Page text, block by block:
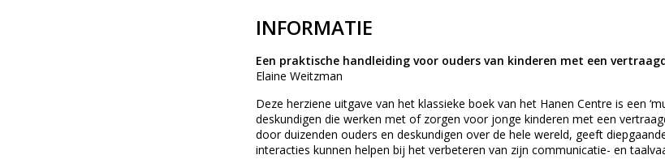
INFORMATIE
Een praktische handleiding voor ouders van kinderen met een
Elaine Weitzman
Deze herziene uitgave van het klassieke boek van het Hanen Centre is een
deskundigen die werken met of zorgen voor jonge kinderen met een
door duizenden ouders en deskundigen over de hele wereld, geeft
interacties kunnen helpen bij het verbeteren van zijn communicatie- en